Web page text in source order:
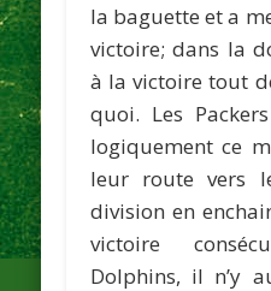
la baguette et a
victoire; dans la
à la victoire tout
quoi. Les
logiquement ce
leur route vers
division en
victoire
Dolphins, il n’y